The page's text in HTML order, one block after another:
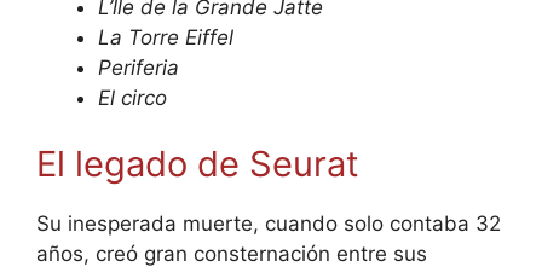
L’lle de la Grande Jatte
La Torre Eiffel
Periferia
El circo
El legado de Seurat
Su inesperada muerte, cuando solo contaba 32
años, creó gran consternación entre sus